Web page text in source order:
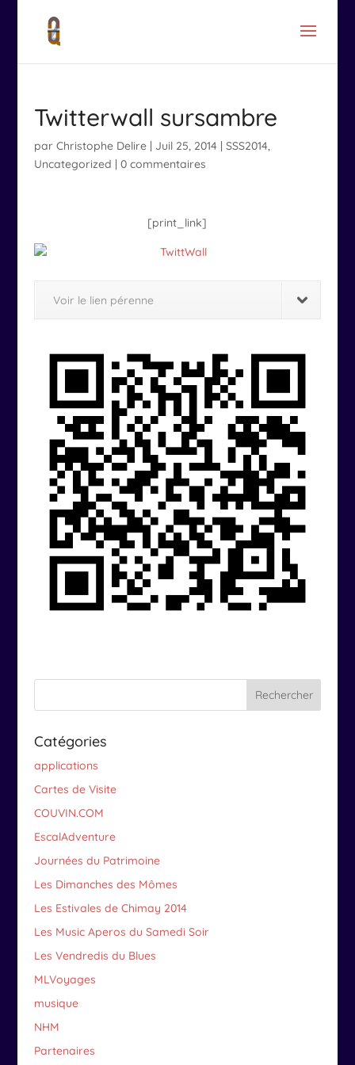
Twitterwall sursambre
par Christophe Delire| Juil 25, 2014| SSS2014,
Uncategorized | 0 commentaires
[print_link]
Voir le lien pérenne
Catégories
applications
Cartes de Visite
COUVIN.COM
EscalAdventure
Journées du Patrimoine
Les Dimanches des Mômes
Les Estivales de Chimay 2014
Les Music Aperos du Samedi Soir
Les Vendredis du Blues
MLVoyages
musique
NHM
Partenaires